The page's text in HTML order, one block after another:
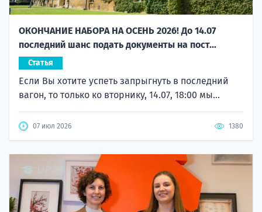
ОКОНЧАНИЕ НАБОРА НА ОСЕНЬ 2026! До 14.07
последний шанс подать документы на пост...
Статья
Если Вы хотите успеть запрыгнуть в последний
вагон, то только ко вторнику, 14.07, 18:00 мы...
07 июл 2026 1380